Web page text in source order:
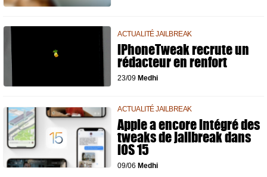
ACTUALITÉ JAILBREAK
iPhoneTweak recrute un
rédacteur en renfort
23/09 Medhi
ACTUALITÉ JAILBREAK
Apple a encore intégré des
tweaks de jailbreak dans
iOS 15
09/06 Medhi